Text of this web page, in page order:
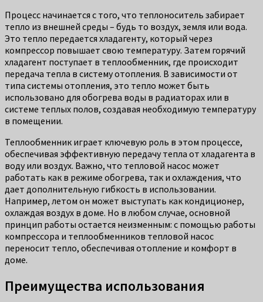
Процесс начинается с того, что теплоноситель забирает
тепло из внешней среды – будь то воздух, земля или вода.
Это тепло передается хладагенту, который через
компрессор повышает свою температуру. Затем горячий
хладагент поступает в теплообменник, где происходит
передача тепла в систему отопления. В зависимости от
типа системы отопления, это тепло может быть
использовано для обогрева воды в радиаторах или в
системе теплых полов, создавая необходимую температуру
в помещении.
Теплообменник играет ключевую роль в этом процессе,
обеспечивая эффективную передачу тепла от хладагента в
воду или воздух. Важно, что тепловой насос может
работать как в режиме обогрева, так и охлаждения, что
дает дополнительную гибкость в использовании.
Например, летом он может выступать как кондиционер,
охлаждая воздух в доме. Но в любом случае, основной
принцип работы остается неизменным: с помощью работы
компрессора и теплообменников тепловой насос
переносит тепло, обеспечивая отопление и комфорт в
доме.
Преимущества использования